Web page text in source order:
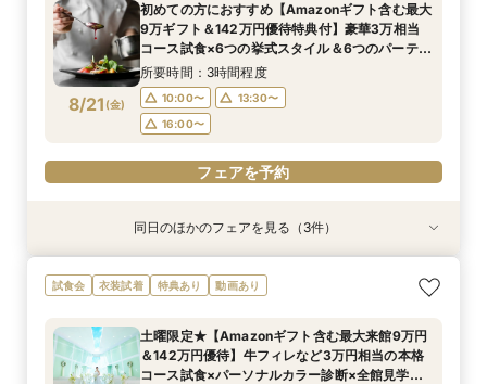
8/20(木)
所要時間：3時間程度
10:00〜
13:00〜
16:00〜
フェアを予約
8/20(木)
所要時間：3時間程度
10:00〜
13:00〜
16:00〜
フェアを予約
8/20(木)
所要時間：3時間程度
10:00〜
13:00〜
16:00〜
フェアを予約
8/21 (金)
初めての方におすすめ【Amazonギフト含む最大
9万ギフト＆142万円優待特典付】豪華3万相当
コース試食×6つの挙式スタイル＆6つのパーティ
会場から好みの雰囲気が見つかる♪ まるっと見学
フェア
所要時間：3時間程度
10:00〜
13:30〜
16:00〜
フェアを予約
特典あり
8/21(金)
100人100通りの結婚式を/ふたりのやりたい！が
見つかる演出なんでも相談会＜来館5万ギフト＆
所要時間：3時間程度
10:00〜 13:00〜
特典あり
8/21(金)
＼ペット婚の年間実績兵庫No.1／ペットと会場見
学OK◎安心のサービス＆設備を体感！ペット用
所要時間：3時間程度
10:00〜 13:00〜
衣装試着 特典あり
8/21(金)
【平日BIG♦来館最大5万ギフト&142万優待】花
嫁体験*挙式体験＆最新ブランドドレス試着×人
所要時間：3時間程度
10:00〜 13:00〜
同日のほかのフェアを見る（3件）
試食会 衣装試着 特典あり 動画あり
土曜限定★【Amazonギフト含む最大来館9万円
＆142万円優待】牛フィレなど3万円相当の本格
コース試食×パーソナルカラー診断×全館見学・